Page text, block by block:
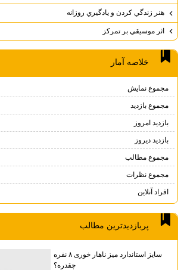
هنر زندگي كردن و يادگيري روزانه
اثر موسيقي بر تمركز
خلاصه آمار
مجموع نمایش‌
مجموع بازدید
بازدید امروز
بازدید دیروز
مجموع مطالب
مجموع نظرات
افراد آنلاین
پربازديدترين مطالب
سایز استاندارد میز ناهار خوری ۸ نفره
چقدره؟